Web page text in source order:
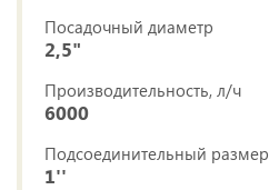
Посадочный диаметр
2,5"
Производительность, л/ч
6000
Подсоединительный размер
1''